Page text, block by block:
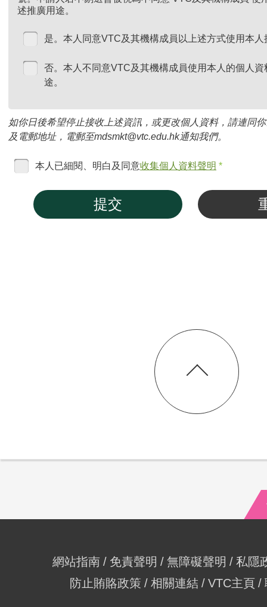
述推廣用途。
是。本人同意VTC及其機構成員以上述方式使用本
否。本人不同意VTC及其機構成員使用本人的個人
途。
如你日後希望停止接收上述資訊，或更改個人資料，請連同
及電郵地址，電郵至mdsmkt@vtc.edu.hk通知我們。
本人已細閱、明白及同意收集個人資料聲明 *
提交
網站指南 免責聲明 無障礙聲明
私隱
防止賄賂政策
相關連結 VTC主頁